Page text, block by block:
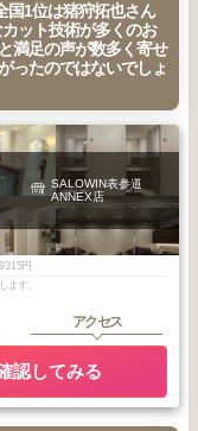
国1位は猪狩拓也さん
ット技術が多くのお
満足の声が数多く寄せ
ったのではないでしょ
SALOWIN表参道
ANNEX店
円
ます。
アクセス
認してみる